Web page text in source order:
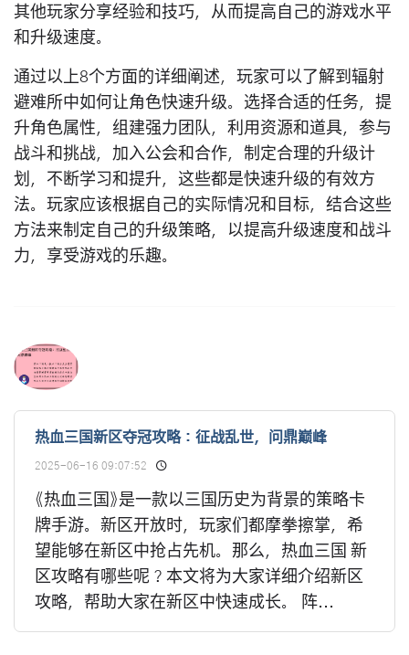
其他玩家分享经验和技巧，从而提高自己的游戏水平
和升级速度。
通过以上8个方面的详细阐述，玩家可以了解到辐射
避难所中如何让角色快速升级。选择合适的任务，提
升角色属性，组建强力团队，利用资源和道具，参与
战斗和挑战，加入公会和合作，制定合理的升级计
划，不断学习和提升，这些都是快速升级的有效方
法。玩家应该根据自己的实际情况和目标，结合这些
方法来制定自己的升级策略，以提高升级速度和战斗
力，享受游戏的乐趣。
热血三国新区夺冠攻略：征战乱世，问鼎巅峰
2025-06-16 09:07:52
《热血三国》是一款以三国历史为背景的策略卡
牌手游。新区开放时，玩家们都摩拳擦掌，希
望能够在新区中抢占先机。那么，热血三国 新
区攻略有哪些呢？本文将为大家详细介绍新区
攻略，帮助大家在新区中快速成长。 阵...